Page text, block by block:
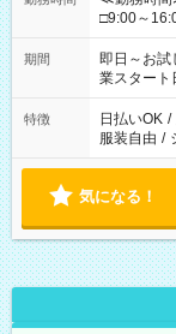
□9:00～
□11:00～
□17:00～
の勤務時間
期間
即日～お
業スタート
特徴 日払いOK /
服装自由 /
気になる！